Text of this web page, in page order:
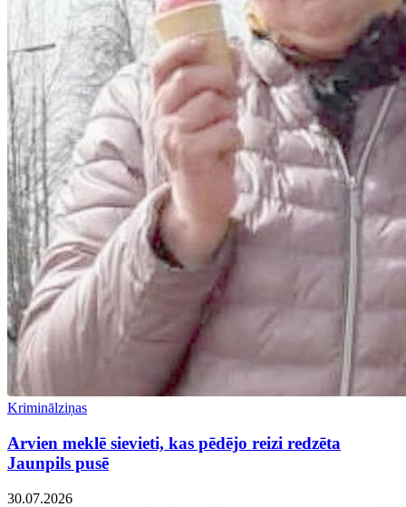
Kriminālziņas
Arvien meklē sievieti, kas pēdējo reizi redzēta
Jaunpils pusē
30.07.2026